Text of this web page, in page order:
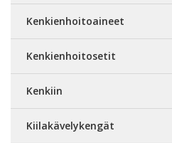
Kenkienhoitoaineet
Kenkienhoitosetit
Kenkiin
Kiilakävelykengät